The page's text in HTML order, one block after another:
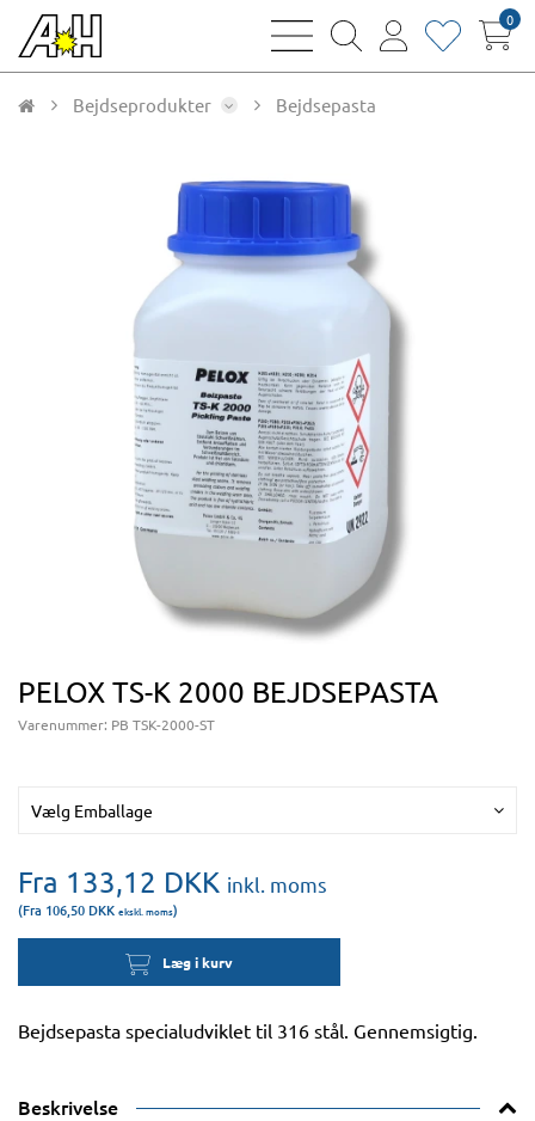
bars
magnifying
user
heart0
Bejdseprodukter Bejdsepasta
PELOX TS-K 2000 BEJDSEPASTA
Varenummer: PB TSK-2000-ST
Vælg Emballage
Fra 133,12 DKK inkl. moms
(Fra 106,50 DKK ekskl. moms)
Læg i kurv
Bejdsepasta specialudviklet til 316 stål. Gennemsigtig.
Beskrivelse